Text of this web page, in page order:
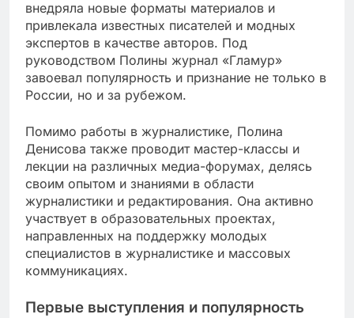
внедряла новые форматы материалов и
привлекала известных писателей и модных
экспертов в качестве авторов. Под
руководством Полины журнал «Гламур»
завоевал популярность и признание не только в
России, но и за рубежом.
Помимо работы в журналистике, Полина
Денисова также проводит мастер-классы и
лекции на различных медиа-форумах, делясь
своим опытом и знаниями в области
журналистики и редактирования. Она активно
участвует в образовательных проектах,
направленных на поддержку молодых
специалистов в журналистике и массовых
коммуникациях.
Первые выступления и популярность